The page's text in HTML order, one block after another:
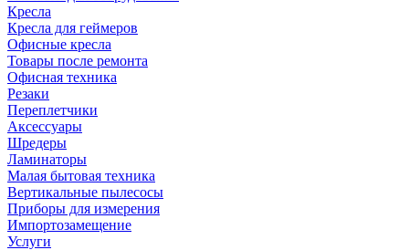
Кресла
Кресла для геймеров
Офисные кресла
Товары после ремонта
Офисная техника
Резаки
Переплетчики
Аксессуары
Шредеры
Ламинаторы
Малая бытовая техника
Вертикальные пылесосы
Приборы для измерения
Импортозамещение
Услуги